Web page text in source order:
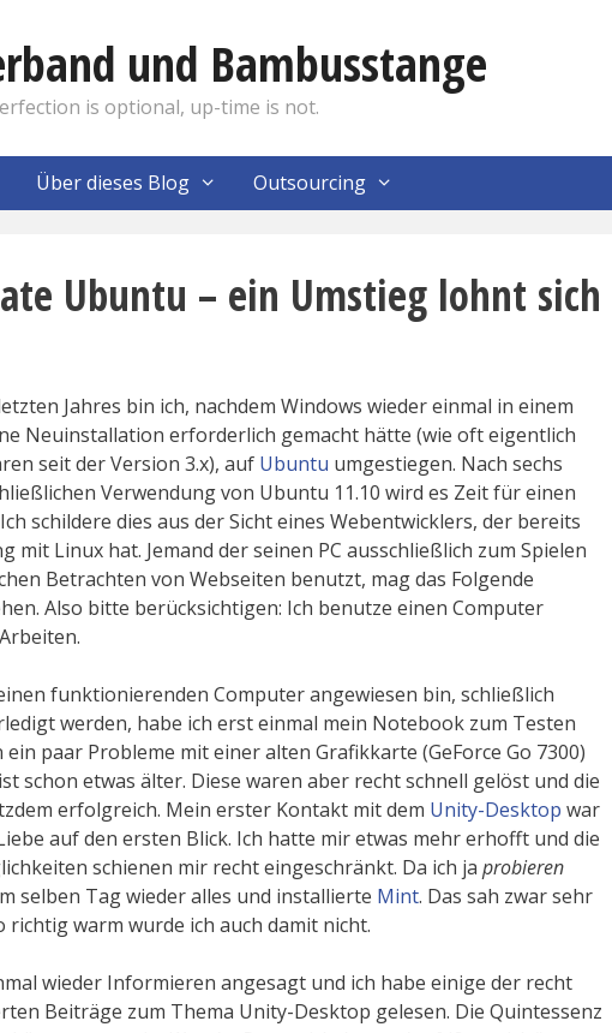
und Bambusstange
is optional, up-time is not.
Über dieses Blog Outsourcing
Ubuntu – ein Umstieg lohnt sich
Jahres bin ich, nachdem Windows wieder einmal in einem
Neuinstallation erforderlich gemacht hätte (wie oft eigentlich
seit der Version 3.x), auf Ubuntu umgestiegen. Nach sechs
Verwendung von Ubuntu 11.10 wird es Zeit für einen
schildere dies aus der Sicht eines Webentwicklers, der bereits
mit Linux hat. Jemand der seinen PC ausschließlich zum Spielen
Betrachten von Webseiten benutzt, mag das Folgende
Also bitte berücksichtigen: Ich benutze einen Computer
funktionierenden Computer angewiesen bin, schließlich
werden, habe ich erst einmal mein Notebook zum Testen
paar Probleme mit einer alten Grafikkarte (GeForce Go 7300)
schon etwas älter. Diese waren aber recht schnell gelöst und die
erfolgreich. Mein erster Kontakt mit dem Unity-Desktop war
auf den ersten Blick. Ich hatte mir etwas mehr erhofft und die
schienen mir recht eingeschränkt. Da ich ja probieren
selben Tag wieder alles und installierte Mint. Das sah zwar sehr
richtig warm wurde ich auch damit nicht.
wieder Informieren angesagt und ich habe einige der recht
Beiträge zum Thema Unity-Desktop gelesen. Die Quintessenz